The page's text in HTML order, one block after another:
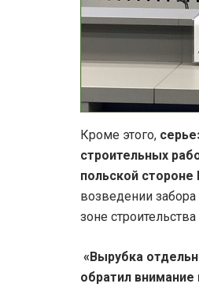
Кроме этого,
строительных
польской
возведении
зоне
«Вырубка
обратил